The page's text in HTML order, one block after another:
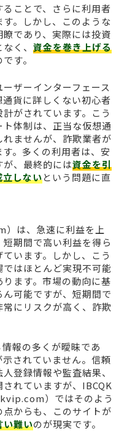
ことで、さらに利用者
。しかし、このような
であり、実際には投資
く、 資金を巻き上げる
す。
ザーインターフェース
貨に詳しくない初心者
がされています。こう
体制は、正当な仮想通
ませんが、詐欺業者が
。多くの利用者は、安
、最終的には資金を引
立しないという問題に直
は、急速に利益を上
期間で高い利益を得ら
います。しかし、こう
はほとんど実現不可能
ます。市場の動向に基
可能ですが、短期間で
にリスクが高く、詐欺
報の多くが曖昧であ
されていません。信頼
登録情報や監査結果、
れていますが、IBCQK
）ではそのよう
からも、このサイトが
い難いのが現実です。